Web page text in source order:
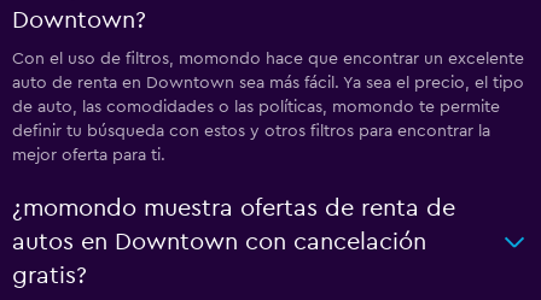
Downtown?
Con el uso de filtros, momondo hace que encontrar un excelente
auto de renta en Downtown sea más fácil. Ya sea el precio, el tipo
de auto, las comodidades o las políticas, momondo te permite
definir tu búsqueda con estos y otros filtros para encontrar la
mejor oferta para ti.
¿momondo muestra ofertas de renta de
autos en Downtown con cancelación
gratis?